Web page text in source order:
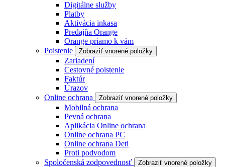
Digitálne služby
Platby
Aktivácia inkasa
Predajňa Orange
Orange priamo k vám
Poistenie
Zobraziť vnorené položky
Zariadení
Cestovné poistenie
Faktúr
Úrazov
Online ochrana
Zobraziť vnorené položky
Mobilná ochrana
Pevná ochrana
Aplikácia Online ochrana
Online ochrana PC
Online ochrana Deti
Proti podvodom
Spoločenská zodpovednosť
Zobraziť vnorené položky